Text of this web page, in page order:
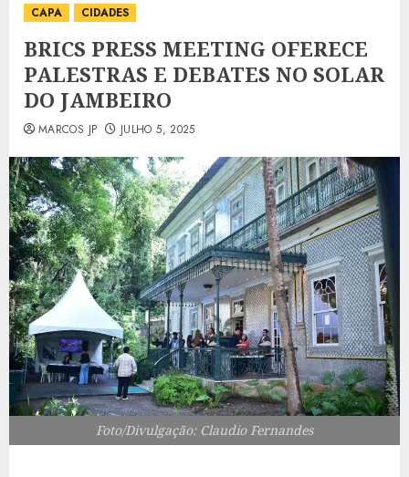
CAPA CIDADES
BRICS PRESS MEETING OFERECE
PALESTRAS E DEBATES NO SOLAR
DO JAMBEIRO
MARCOS JP JULHO 5, 2025
Foto/Divulgação: Claudio Fernandes